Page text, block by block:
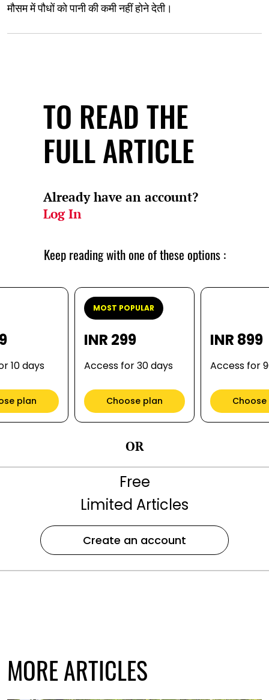
मौसम में पौधों को पानी की कमी नहीं होने देती।
TO READ THE
FULL ARTICLE
Already have an account?
Log In
Keep reading with one of these options :
10 days
plan
MOST POPULAR
INR 299
Access for 30 days
Choose plan
INR 899
Access for
OR
Free
Limited Articles
Create an account
MORE ARTICLES